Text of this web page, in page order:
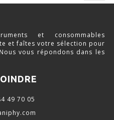
POUR STATION D’ANESTHÉSIE
et consommables
et faîtes votre sélection pour
vous répondons dans les
49 70 05